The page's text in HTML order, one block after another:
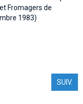
Fromagers de
1983)
SUIV.